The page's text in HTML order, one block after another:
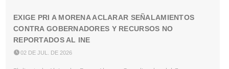
EXIGE PRI A MORENA ACLARAR SEÑALAMIENTOS
CONTRA GOBERNADORES Y RECURSOS NO
REPORTADOS AL INE
02 DE JUL. DE 2026